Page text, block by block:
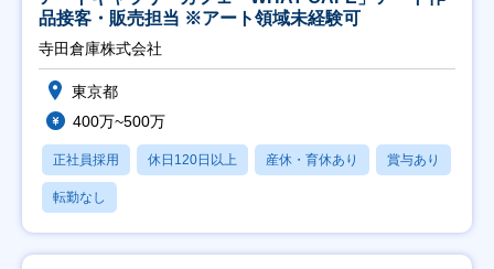
品接客・販売担当 ※アート領域未経験可
寺田倉庫株式会社
東京都
400万~500万
正社員採用 休日120日以上 産休・育休あり 賞与あり
転勤なし